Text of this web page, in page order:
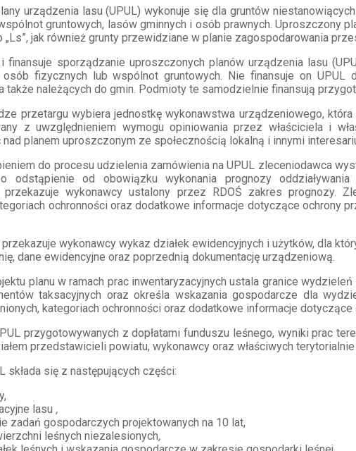
urządzenia lasu (UPUL) wykonuje się dla gruntów
gruntowych, lasów gminnych i osób prawnych. Uproszczony
„Ls”, jak również grunty przewidziane w planie zagospodarowania
finansuje sporządzanie uproszczonych planów urządzenia lasu
fizycznych lub wspólnot gruntowych. Nie finansuje on UPUL
także należących do gmin. Podmioty te samodzielnie finansują
przetargu wybiera jednostkę wykonawstwa urządzeniowego,
z uwzględnieniem wymogu opiniowania przez właściciela i
planem uproszczonym ze społecznością lokalną i innymi
do procesu udzielenia zamówienia na UPUL zleceniodawca
odstąpienie od obowiązku wykonania prognozy
przekazuje wykonawcy ustalony przez RDOŚ zakres prognozy.
ochronności oraz dodatkowe informacje dotyczące ochrony
wykonawcy wykaz działek ewidencyjnych i użytków, dla
dane ewidencyjne oraz poprzednią dokumentację urządzeniową.
planu w ramach prac inwentaryzacyjnych ustala granice
taksacyjnych oraz określa wskazania gospodarcze dla
kategoriach ochronności oraz dodatkowe informacje dotyczące
przygotowywanych z dopłatami funduszu leśnego, wyniki prac
przedstawicieli powiatu, wykonawcy oraz właściwych
składa się z następujących części:
lasu ,
zadań gospodarczych projektowanych na 10 lat,
leśnych niezalesionych,